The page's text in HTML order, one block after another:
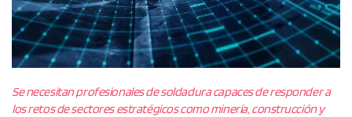
Se necesitan profesionales de soldadura capaces de responder a
los retos de sectores estratégicos como minería, construcción y